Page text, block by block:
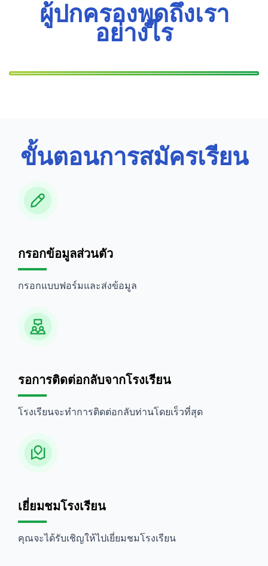
ผู้ปกครองพูดถึงเรา
อย่างไร
ขั้นตอนการสมัครเรียน
กรอกข้อมูลส่วนตัว
กรอกแบบฟอร์มและส่งข้อมูล
รอการติดต่อกลับจากโรงเรียน
โรงเรียนจะทำการติดต่อกลับท่านโดยเร็วที่สุด
เยี่ยมชมโรงเรียน
คุณจะได้รับเชิญให้ไปเยี่ยมชมโรงเรียน